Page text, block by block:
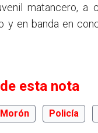
matancero, a
en banda en
esta nota
Morón Policía